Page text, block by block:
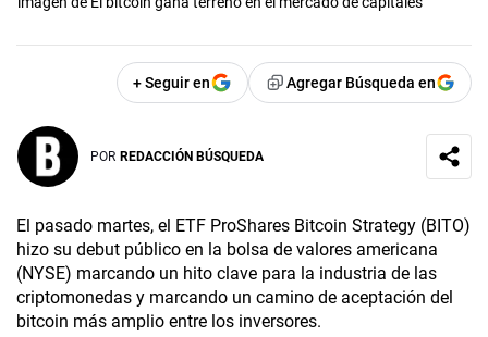
+ Seguir en Agregar Búsqueda en
POR REDACCIÓN BÚSQUEDA
El pasado martes, el ETF ProShares Bitcoin Strategy (BITO)
hizo su debut público en la bolsa de valores americana
(NYSE) marcando un hito clave para la industria de las
criptomonedas y marcando un camino de aceptación del
bitcoin más amplio entre los inversores.